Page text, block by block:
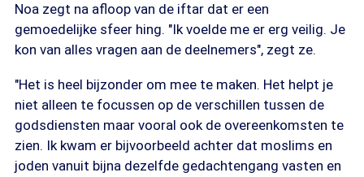
Noa zegt na afloop van de iftar dat er een
gemoedelijke sfeer hing. "Ik voelde me er erg veilig. Je
kon van alles vragen aan de deelnemers", zegt ze.
"Het is heel bijzonder om mee te maken. Het helpt je
niet alleen te focussen op de verschillen tussen de
godsdiensten maar vooral ook de overeenkomsten te
zien. Ik kwam er bijvoorbeeld achter dat moslims en
joden vanuit bijna dezelfde gedachtengang vasten en